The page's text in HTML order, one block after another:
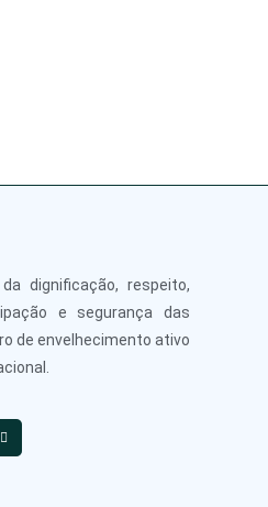
dignificação, respeito,
e segurança das
de envelhecimento ativo